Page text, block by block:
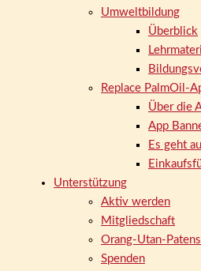
Umweltbildung
Überblick
Replace PalmOil-
Über die
App
Es geht
Unterstützung
Aktiv werden
Mitgliedschaft
Orang-Utan-
Spenden